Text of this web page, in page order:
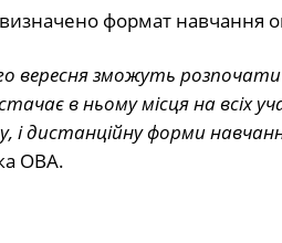
формат навчання
вересня зможуть
в ньому місця на всіх
і дистанційну форми
ОВА.